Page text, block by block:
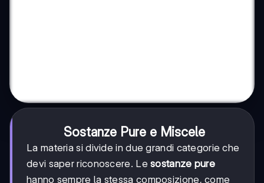
Sostanze Pure e Miscele
La materia si divide in due grandi categorie che
devi saper riconoscere. Lesostanze pure
hanno sempre la stessa composizione, come